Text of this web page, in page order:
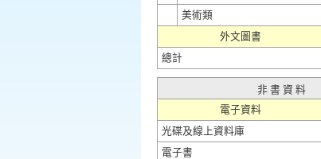
美術類
外文圖書
總計
非 書 資 料
電子資料
光碟及線上資料庫
電子書